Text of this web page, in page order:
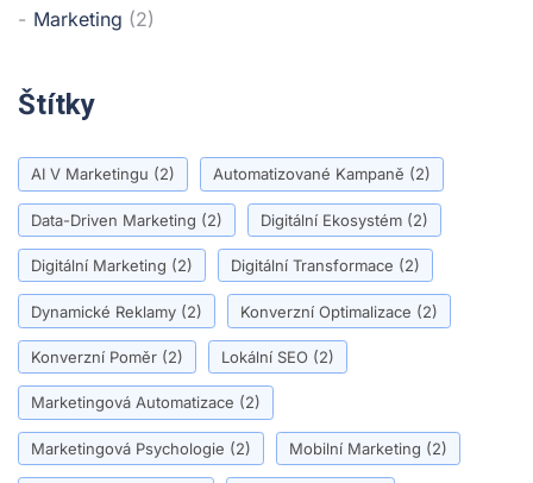
Marketing (2)
Štítky
AI V Marketingu (2) Automatizované Kampaně (2)
Data-Driven Marketing (2) Digitální Ekosystém (2)
Digitální Marketing (2) Digitální Transformace (2)
Dynamické Reklamy (2) Konverzní Optimalizace (2)
Konverzní Poměr (2) Lokální SEO (2)
Marketingová Automatizace (2)
Marketingová Psychologie (2) Mobilní Marketing (2)